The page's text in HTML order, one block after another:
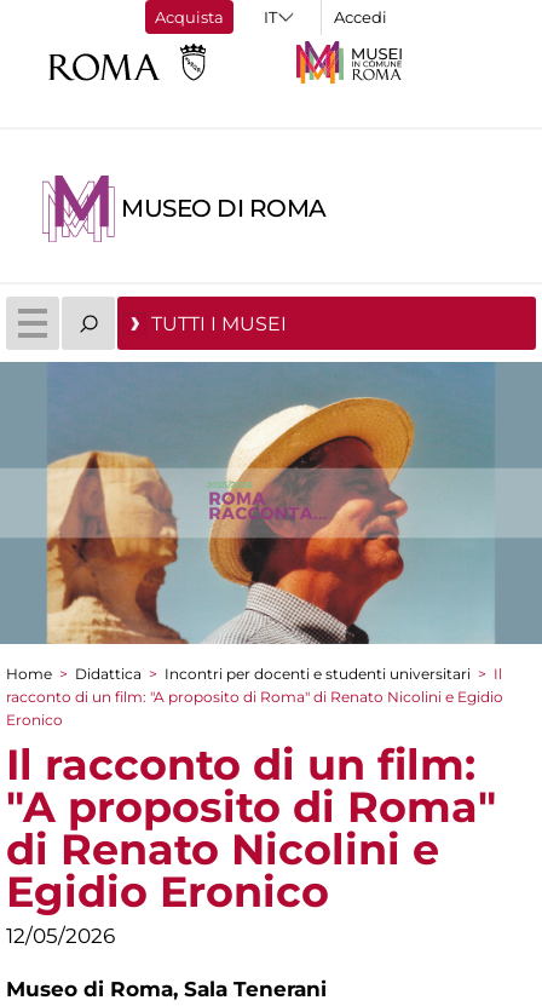
Acquista Accedi
MUSEO DI ROMA
TUTTI I MUSEI
Tu sei qui
Home > Didattica > Incontri per docenti e studenti universitari > Il
racconto di un film: "A proposito di Roma" di Renato Nicolini e Egidio
Eronico
Il racconto di un film:
"A proposito di Roma"
di Renato Nicolini e
Egidio Eronico
12/05/2026
Museo di Roma, Sala Tenerani